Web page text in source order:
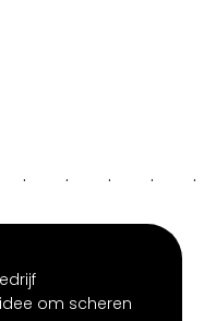
. . . . .
om scheren